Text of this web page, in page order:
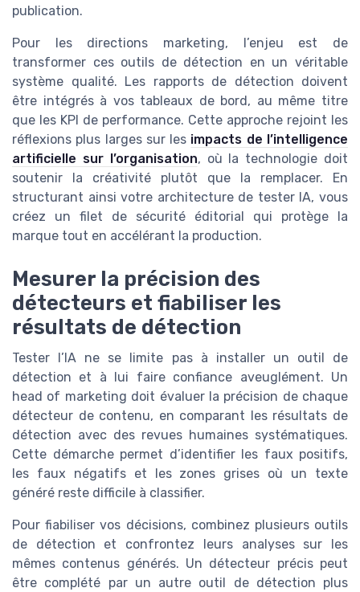
publication.
Pour les directions marketing, l’enjeu est de
transformer ces outils de détection en un véritable
système qualité. Les rapports de détection doivent
être intégrés à vos tableaux de bord, au même titre
que les KPI de performance. Cette approche rejoint les
réflexions plus larges sur les impacts de l’intelligence
artificielle sur l’organisation, où la technologie doit
soutenir la créativité plutôt que la remplacer. En
structurant ainsi votre architecture de tester IA, vous
créez un filet de sécurité éditorial qui protège la
marque tout en accélérant la production.
Mesurer la précision des
détecteurs et fiabiliser les
résultats de détection
Tester l’IA ne se limite pas à installer un outil de
détection et à lui faire confiance aveuglément. Un
head of marketing doit évaluer la précision de chaque
détecteur de contenu, en comparant les résultats de
détection avec des revues humaines systématiques.
Cette démarche permet d’identifier les faux positifs,
les faux négatifs et les zones grises où un texte
généré reste difficile à classifier.
Pour fiabiliser vos décisions, combinez plusieurs outils
de détection et confrontez leurs analyses sur les
mêmes contenus générés. Un détecteur précis peut
être complété par un autre outil de détection plus